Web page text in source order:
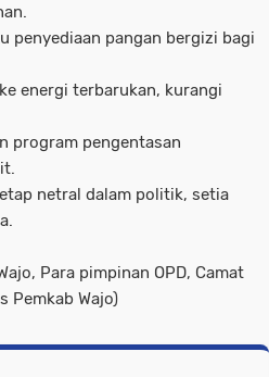
penyediaan pangan bergizi bagi
energi terbarukan, kurangi
program pengentasan
netral dalam politik, setia
Para pimpinan OPD, Camat
Pemkab Wajo)